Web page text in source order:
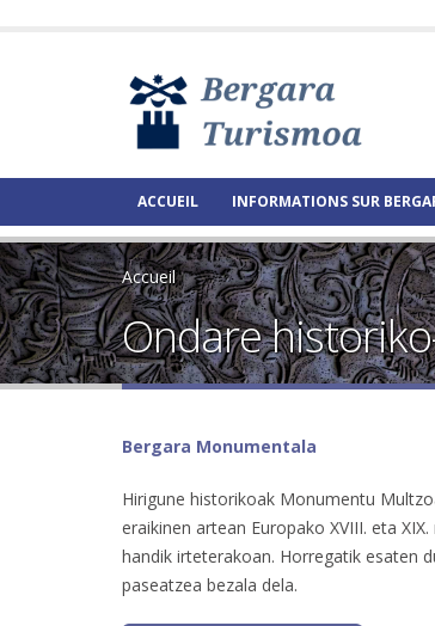
ACCUEIL INFORMATIONS SUR
Accueil
Ondare
Bergara Monumentala
Hirigune historikoak Monumentu
eraikinen artean Europako XVIII. eta
handik irteterakoan. Horregatik esaten
paseatzea bezala dela.